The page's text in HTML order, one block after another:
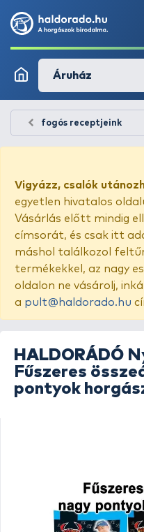
Áruház
fogós receptjeink
Vigyázz, csalók
egyetlen hivatalos
Vásárlás előtt mindig
címsorát, és csak itt
máshol találkozol
termékekkel, az nagy
oldalon ne vásárolj,
a pult@haldorado.hu
HALDORÁDÓ
Fűszeres
pontyok